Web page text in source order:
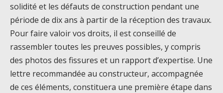
solidité et les défauts de construction pendant une
période de dix ans à partir de la réception des travaux.
Pour faire valoir vos droits, il est conseillé de
rassembler toutes les preuves possibles, y compris
des photos des fissures et un rapport d’expertise. Une
lettre recommandée au constructeur, accompagnée
de ces éléments, constituera une première étape dans